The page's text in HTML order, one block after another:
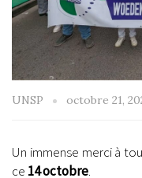
UNSP octobre 21,
Un immense merci à
ce 14 octobre.